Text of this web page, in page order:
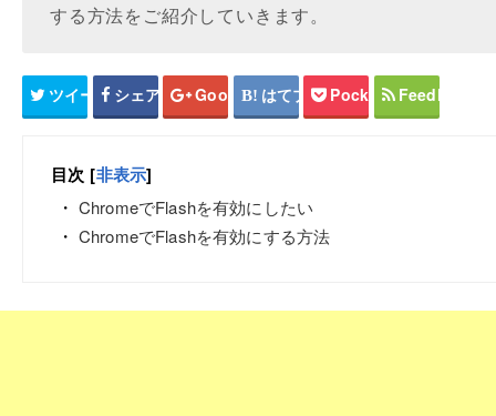
する方法をご紹介していきます。
ツイート シェア Google+ はてブ Pocket Feedly
目次 [非表示]
ChromeでFlashを有効にしたい
ChromeでFlashを有効にする方法